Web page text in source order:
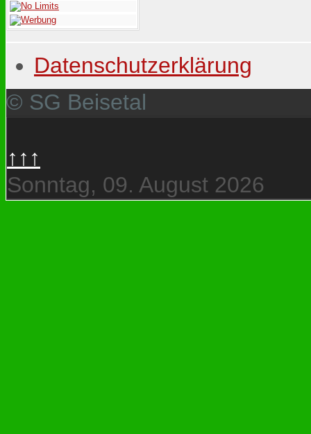
Datenschutzerklärung
© SG Beisetal
↑↑↑
Sonntag, 09. August 2026